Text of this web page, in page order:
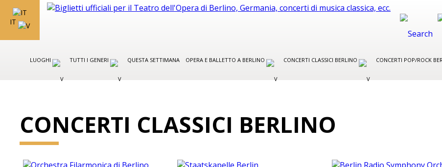
IT
LUOGHI TUTTI I GENERI QUESTA SETTIMANA OPERA E BALLETTO A BERLINO CONCERTI CLASSICI BERLINO CONCERTI POP/ROCK
CONCERTI CLASSICI BERLINO